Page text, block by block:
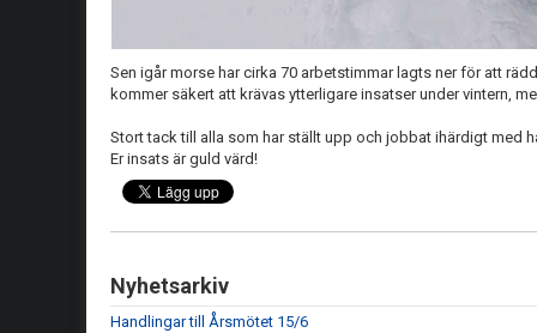
Sen igår morse har cirka 70 arbetstimmar lagts ner för att
kommer säkert att krävas ytterligare insatser under vintern,
Stort tack till alla som har ställt upp och jobbat ihärdigt med
Er insats är guld värd!
Nyhetsarkiv
Handlingar till Årsmötet 15/6